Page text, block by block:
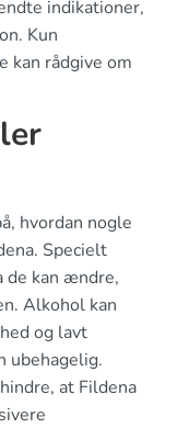
indikationer,
Kun
kan rådgive om
hvordan nogle
Specielt
de kan ændre,
Alkohol kan
og lavt
ubehagelig.
at Fildena